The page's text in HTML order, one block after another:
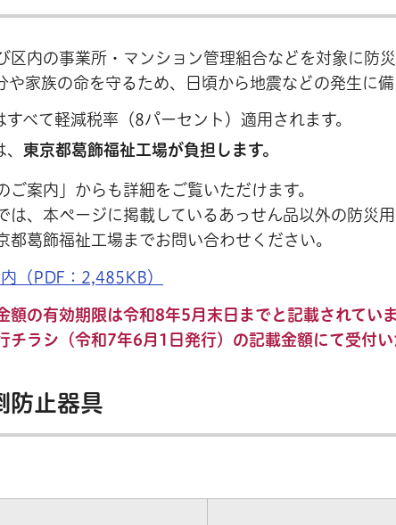
区内の事業所・マンション管理組合などを対象に防
や家族の命を守るため、日頃から地震などの発生に備
べて軽減税率（8パーセント）適用されます。
東京都葛飾福祉工場が負担します。
案内」からも詳細をご覧いただけます。
は、本ページに掲載しているあっせん品以外の防災
都葛飾福祉工場までお問い合わせください。
（PDF：2,485KB）
額の有効期限は令和8年5月末日までと記載されてい
チラシ（令和7年6月1日発行）の記載金額にて受付い
防止器具